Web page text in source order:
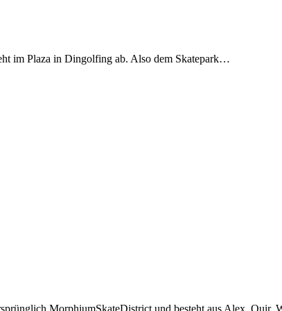
im Plaza in Dingolfing ab. Also dem Skatepark…